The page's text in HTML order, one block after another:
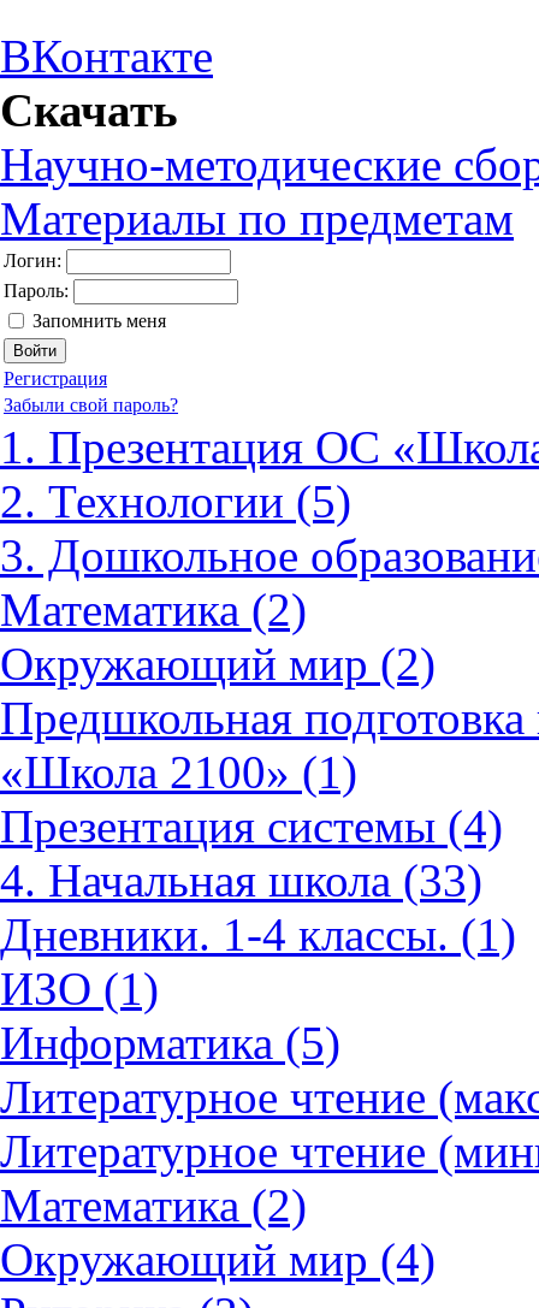
ВКонтакте
Скачать
Научно-методические
Материалы по предметам
Логин:
Пароль:
Запомнить меня
Регистрация
Забыли свой пароль?
1. Презентация ОС
2. Технологии (5)
3. Дошкольное
Математика (2)
Окружающий мир (2)
Предшкольная
«Школа 2100» (1)
Презентация системы (4)
4. Начальная школа (33)
Дневники. 1-4 классы. (1)
ИЗО (1)
Информатика (5)
Литературное чтение
Литературное чтение
Математика (2)
Окружающий мир (4)